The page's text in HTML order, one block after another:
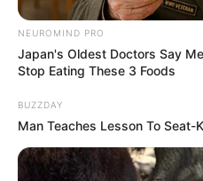
Jangan Terlalu Tinggi, 10
Desain Rak Buku untuk
Anak-anak
NEUROMIND PRO
Japan's Oldest Doctors Say
Stop Eating These 3 Foods
BUZZDAY
Man Teaches Lesson To Seat-